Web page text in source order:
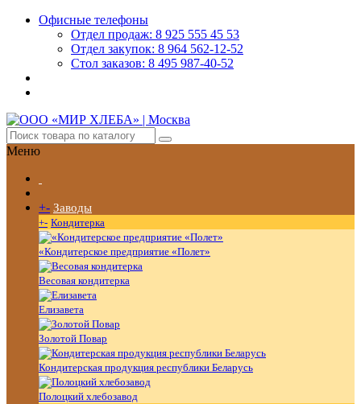
Офисные телефоны
Отдел продаж: 8 925 555 45 53
Отдел закупок: 8 964 562-12-52
Стол заказов: 8 495 987-40-52
Меню
+- Заводы
+- Кондитерка
«Кондитерское предприятие «Полет»
Весовая кондитерка
Елизавета
Золотой Повар
Кондитерская продукция республики Беларусь
Полоцкий хлебозавод